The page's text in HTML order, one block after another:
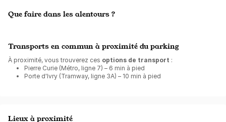
Que faire dans les alentours ?
Transports en commun à proximité du parking
À proximité, vous trouverez ces options de transport :
Pierre Curie (Métro, ligne 7) – 6 min à pied
Porte d'Ivry (Tramway, ligne 3A) – 10 min à pied
Lieux à proximité